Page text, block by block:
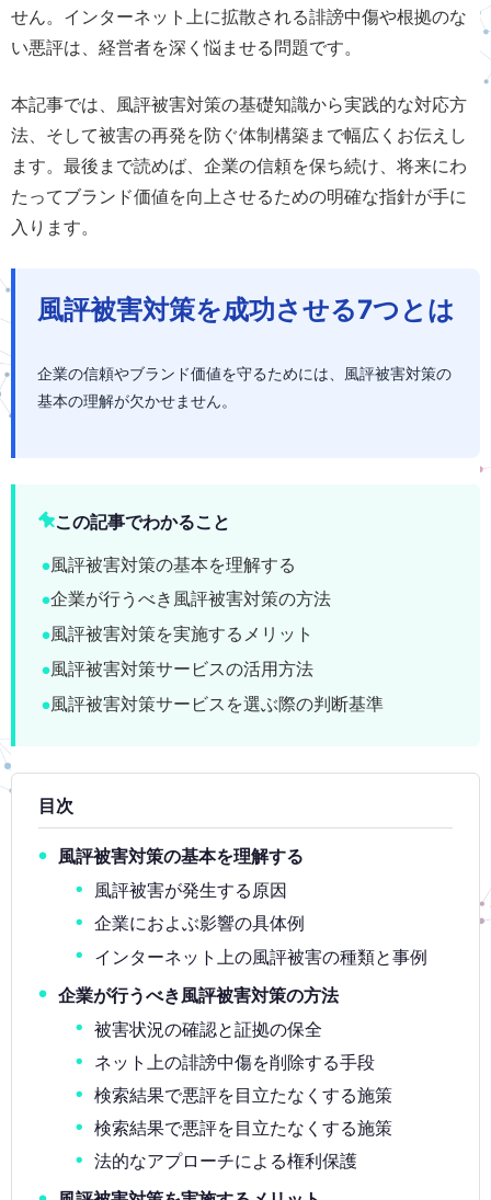
せん。インターネット上に拡散される誹謗中傷や根拠のな
い悪評は、経営者を深く悩ませる問題です。
本記事では、風評被害対策の基礎知識から実践的な対応方
法、そして被害の再発を防ぐ体制構築まで幅広くお伝えし
ます。最後まで読めば、企業の信頼を保ち続け、将来にわ
たってブランド価値を向上させるための明確な指針が手に
入ります。
風評被害対策を成功させる7つとは
企業の信頼やブランド価値を守るためには、風評被害対策の
基本の理解が欠かせません。
この記事でわかること
風評被害対策の基本を理解する
企業が行うべき風評被害対策の方法
風評被害対策を実施するメリット
風評被害対策サービスの活用方法
風評被害対策サービスを選ぶ際の判断基準
目次
風評被害対策の基本を理解する
風評被害が発生する原因
企業におよぶ影響の具体例
インターネット上の風評被害の種類と事例
企業が行うべき風評被害対策の方法
被害状況の確認と証拠の保全
ネット上の誹謗中傷を削除する手段
検索結果で悪評を目立たなくする施策
検索結果で悪評を目立たなくする施策
法的なアプローチによる権利保護